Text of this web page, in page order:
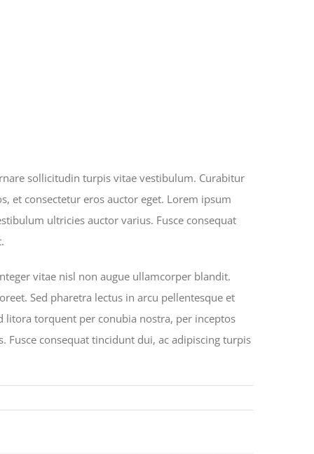
sollicitudin turpis vitae vestibulum. Curabitur
et consectetur eros auctor eget. Lorem ipsum
ultricies auctor varius. Fusce consequat
vitae nisl non augue ullamcorper blandit.
Sed pharetra lectus in arcu pellentesque et
litora torquent per conubia nostra, per inceptos
consequat tincidunt dui, ac adipiscing turpis